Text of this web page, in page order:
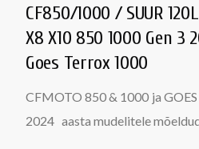
CF850/1000 / SUUR
X8 X10 850 1000 Gen 3
Goes Terrox 1000
CFMOTO 850 & 1000 ja
2024 aasta mudelitele